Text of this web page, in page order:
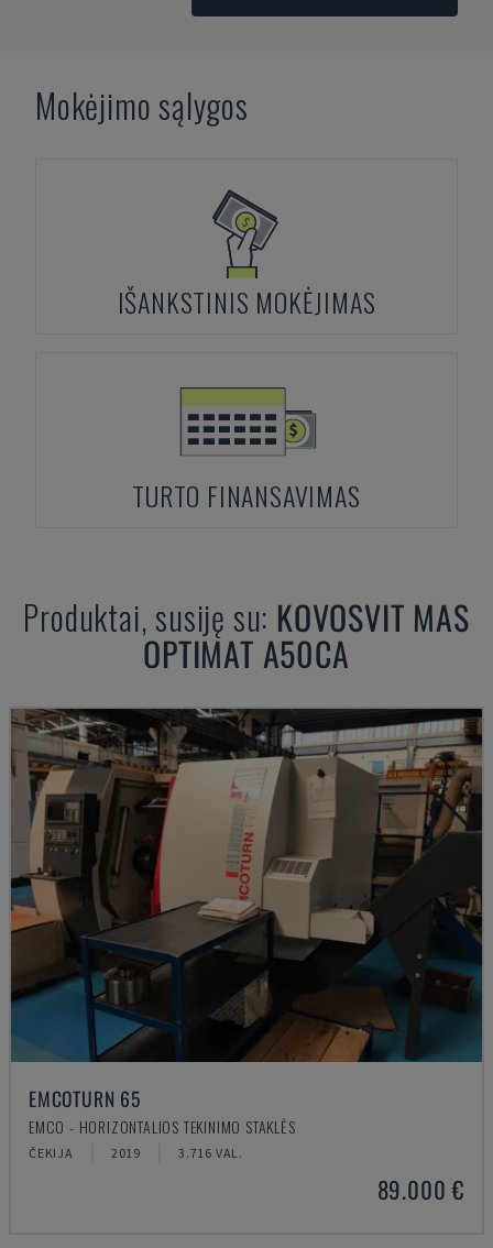
Mokėjimo sąlygos
IŠANKSTINIS MOKĖJIMAS
TURTO FINANSAVIMAS
Produktai, susiję su: KOVOSVIT MAS
OPTIMAT A50CA
EMCOTURN 65
EMCO - HORIZONTALIOS TEKINIMO STAKLĖS
ČEKIJA 2019 3.716 VAL.
89.000 €